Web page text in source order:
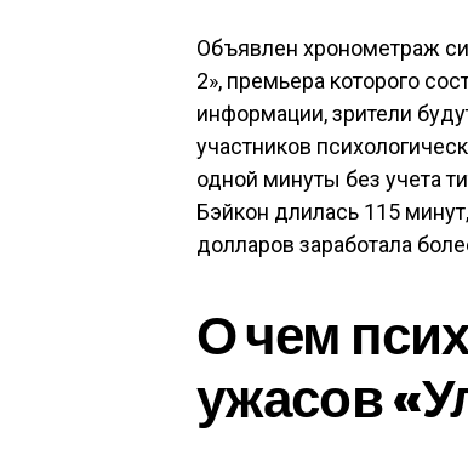
Объявлен хронометраж
2», премьера которого
информации, зрители
участников
одной минуты без учета
Бэйкон длилась 115
долларов заработала
О чем
ужасов